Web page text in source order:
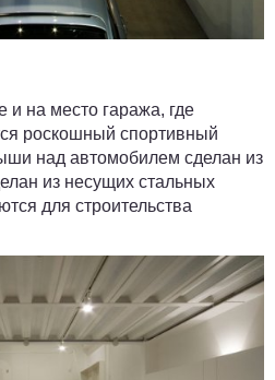
и на место гаража, где
роскошный спортивный
над автомобилем сделан из
из несущих стальных
для строительства